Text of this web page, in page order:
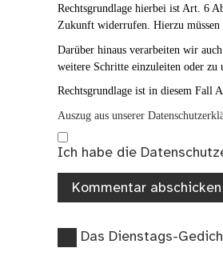
Rechtsgrundlage hierbei ist Art. 6
Zukunft widerrufen. Hierzu
Darüber hinaus verarbeiten wir
weitere Schritte einzuleiten oder
Rechtsgrundlage ist in diesem Fall
Auszug aus unserer
Ich habe die
Vorheriger
Das Dienstags-